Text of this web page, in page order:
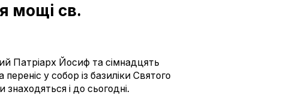
мощі св.
Патріарх Йосиф та сімнадцять
у собор із базиліки Святого
і до сьогодні.